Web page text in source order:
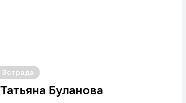
Эстрада
Татьяна Буланова